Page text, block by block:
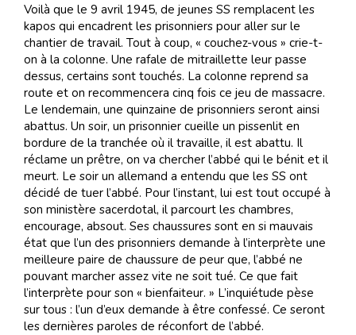
Voilà que le 9 avril 1945, de jeunes SS remplacent les
kapos qui encadrent les prisonniers pour aller sur le
chantier de travail. Tout à coup, « couchez-vous » crie-t-
on à la colonne. Une rafale de mitraillette leur passe
dessus, certains sont touchés. La colonne reprend sa
route et on recommencera cinq fois ce jeu de massacre.
Le lendemain, une quinzaine de prisonniers seront ainsi
abattus. Un soir, un prisonnier cueille un pissenlit en
bordure de la tranchée où il travaille, il est abattu. Il
réclame un prêtre, on va chercher l’abbé qui le bénit et il
meurt. Le soir un allemand a entendu que les SS ont
décidé de tuer l’abbé. Pour l’instant, lui est tout occupé à
son ministère sacerdotal, il parcourt les chambres,
encourage, absout. Ses chaussures sont en si mauvais
état que l’un des prisonniers demande à l’interprète une
meilleure paire de chaussure de peur que, l’abbé ne
pouvant marcher assez vite ne soit tué. Ce que fait
l’interprète pour son « bienfaiteur. » L’inquiétude pèse
sur tous : l’un d’eux demande à être confessé. Ce seront
les dernières paroles de réconfort de l’abbé.